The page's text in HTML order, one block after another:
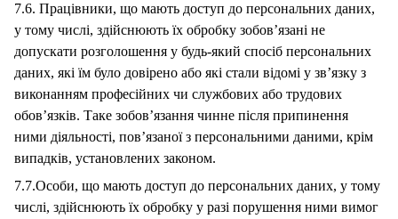
7.6. Працівники, що мають доступ до персональних даних,
у тому числі, здійснюють їх обробку зобов’язані не
допускати розголошення у будь-який спосіб персональних
даних, які їм було довірено або які стали відомі у зв’язку з
виконанням професійних чи службових або трудових
обов’язків. Таке зобов’язання чинне після припинення
ними діяльності, пов’язаної з персональними даними, крім
випадків, установлених законом.
7.7.Особи, що мають доступ до персональних даних, у тому
числі, здійснюють їх обробку у разі порушення ними вимог